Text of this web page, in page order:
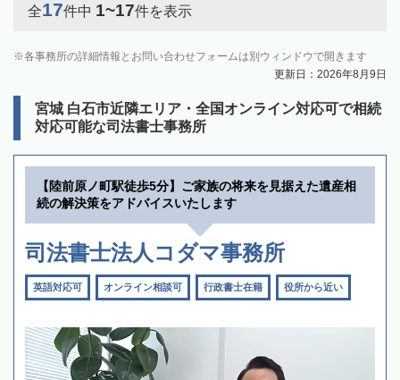
全17件中 1~17件を表示
各事務所の詳細情報とお問い合わせフォームは別ウィンドウで開きます
更新日：2026年8月9日
宮城 白石市近隣エリア・全国オンライン対応可で相続
対応可能な司法書士事務所
【陸前原ノ町駅徒歩5分】ご家族の将来を見据えた遺産相
続の解決策をアドバイスいたします
司法書士法人コダマ事務所
英語対応可 オンライン相談可 行政書士在籍 役所から近い